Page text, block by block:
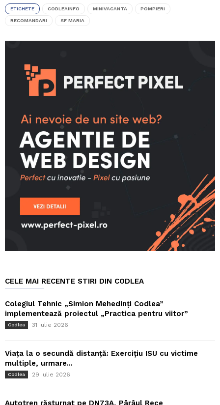
ETICHETE CODLEAINFO MINIVACANTA POMPIERI
RECOMANDARI SF MARIA
CELE MAI RECENTE STIRI DIN CODLEA
Colegiul Tehnic „Simion Mehedinți Codlea”
implementează proiectul „Practica pentru viitor”
Codlea 31 iulie 2026
Viața la o secundă distanță: Exercițiu ISU cu victime
multiple, urmare...
Codlea 29 iulie 2026
Autotren răsturnat pe DN73A, Pârâul Rece